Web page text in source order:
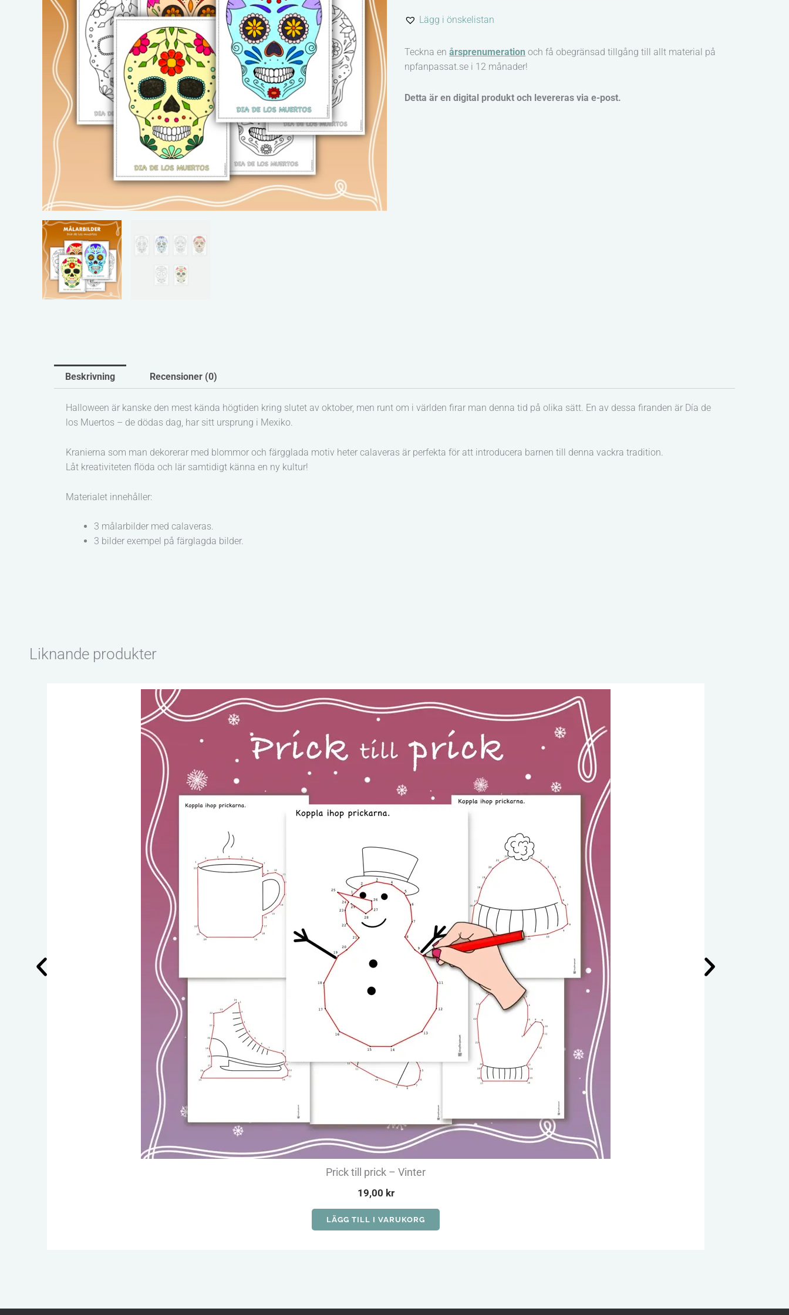
de
muertos
mängd
Lägg i önskelistan
Teckna enårsprenumeration och få obegränsad tillgång till allt material på
npfanpassat.se i 12 månader!
Detta är en digital produkt och levereras via e-post.
Beskrivning Recensioner (0)
Halloween är kanske den mest kända högtiden kring slutet av oktober, men runt om i världen firar man denna tid på olika sätt. En av dessa firanden är Día de
los Muertos – de dödas dag, har sitt ursprung i Mexiko.
Kranierna som man dekorerar med blommor och färgglada motiv heter calaveras är perfekta för att introducera barnen till denna vackra tradition.
Låt kreativiteten flöda och lär samtidigt känna en ny kultur!
Materialet innehåller:
3 målarbilder med calaveras.
3 bilder exempel på färglagda bilder.
Liknande produkter
Prick till prick – Vinter
19,00 kr
LÄGG TILL I VARUKORG